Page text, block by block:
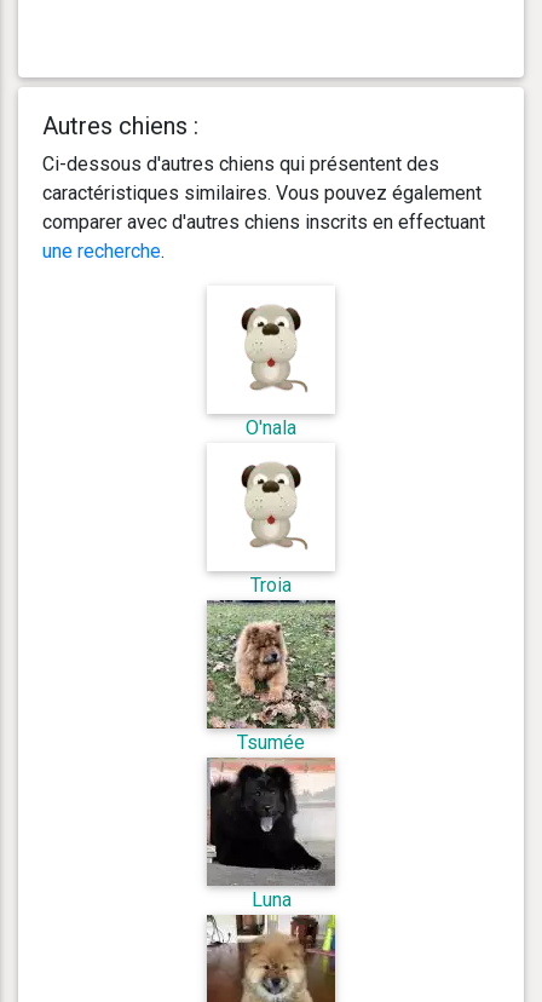
Autres chiens :
Ci-dessous d'autres chiens qui présentent des
caractéristiques similaires. Vous pouvez également
comparer avec d'autres chiens inscrits en effectuant
une recherche.
O'nala
Troia
Tsumée
Luna